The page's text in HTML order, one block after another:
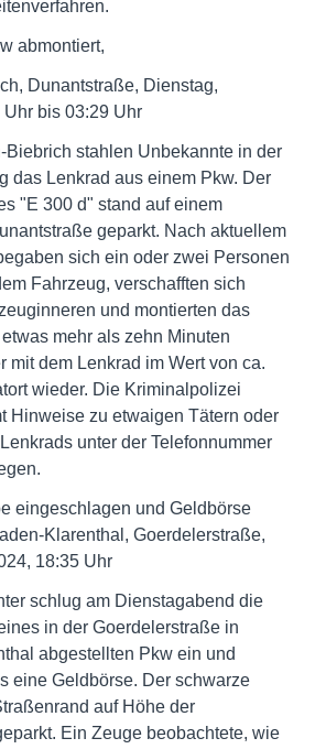
abmontiert,
Dunantstraße, Dienstag,
bis 03:29 Uhr
Biebrich stahlen Unbekannte in der
das Lenkrad aus einem Pkw. Der
"E 300 d" stand auf einem
geparkt. Nach aktuellem
sich ein oder zwei Personen
Fahrzeug, verschafften sich
und montierten das
mehr als zehn Minuten
mit dem Lenkrad im Wert von ca.
wieder. Die Kriminalpolizei
Hinweise zu etwaigen Tätern oder
unter der Telefonnummer
eingeschlagen und Geldbörse
Klarenthal, Goerdelerstraße,
18:35 Uhr
schlug am Dienstagabend die
in der Goerdelerstraße in
abgestellten Pkw ein und
eine Geldbörse. Der schwarze
auf Höhe der
Ein Zeuge beobachtete, wie